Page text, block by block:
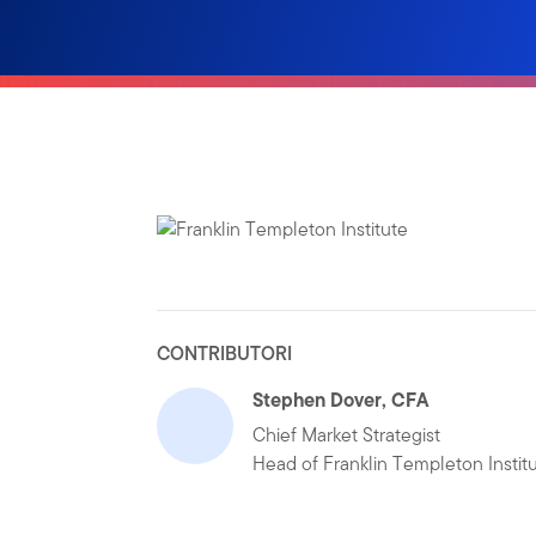
CONTRIBUTORI
Stephen Dover, CFA
Chief Market Strategist
Head of Franklin Templeton